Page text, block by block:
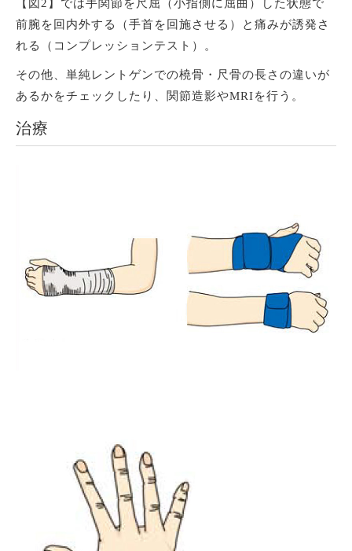
【図2】では手関節を尺屈（小指側に屈曲）した状態で
前腕を回内外する（手首を回施させる）と痛みが誘発さ
れる（コンプレッションテスト）。
その他、単純レントゲンでの橈骨・尺骨の長さの違いが
あるかをチェックしたり、関節造影やMRIを行う。
治療